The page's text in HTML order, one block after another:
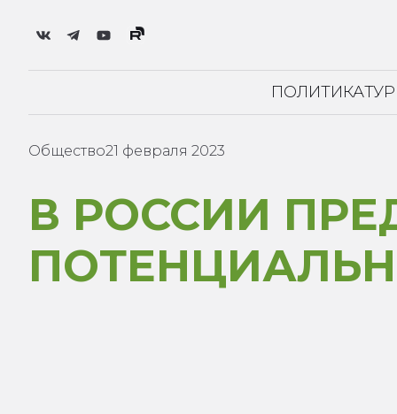
ПОЛИТИКА
Общество21 февраля 2023
В РОССИИ